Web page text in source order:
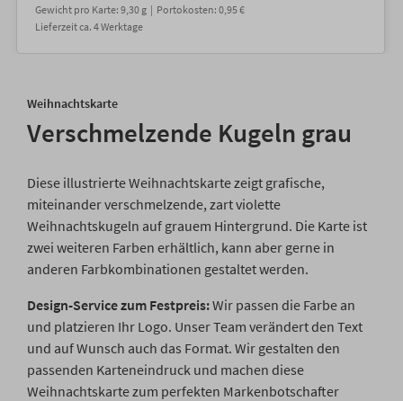
Gewicht pro Karte: 9,30 g | Portokosten: 0,95 €
Lieferzeitca. 4Werktage
Weihnachtskarte
Verschmelzende Kugeln grau
Diese illustrierte Weihnachtskarte zeigt grafische,
miteinander verschmelzende, zart violette
Weihnachtskugeln auf grauem Hintergrund. Die Karte ist
zwei weiteren Farben erhältlich, kann aber gerne in
anderen Farbkombinationen gestaltet werden.
Design-Service zum Festpreis:Wir passen die Farbe an
und platzieren Ihr Logo. Unser Team verändert den Text
und auf Wunsch auch das Format. Wir gestalten den
passenden Karteneindruck und machen diese
Weihnachtskarte zum perfekten Markenbotschafter